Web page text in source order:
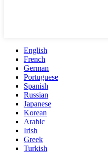
English
French
German
Portuguese
Spanish
Russian
Japanese
Korean
Arabic
Irish
Greek
Turkish